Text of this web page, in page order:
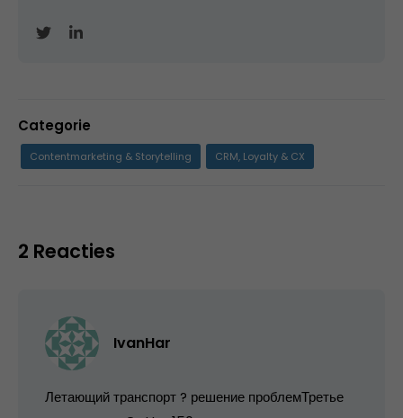
Categorie
Contentmarketing & Storytelling CRM, Loyalty & CX
2 Reacties
IvanHar
Летающий транспорт ? решение проблемТретье